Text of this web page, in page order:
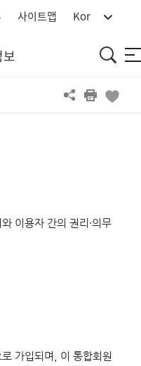
사이트맵 Kor
통
합
색
사
이용자 간의 권리·의무
가입되며, 이 통합회원